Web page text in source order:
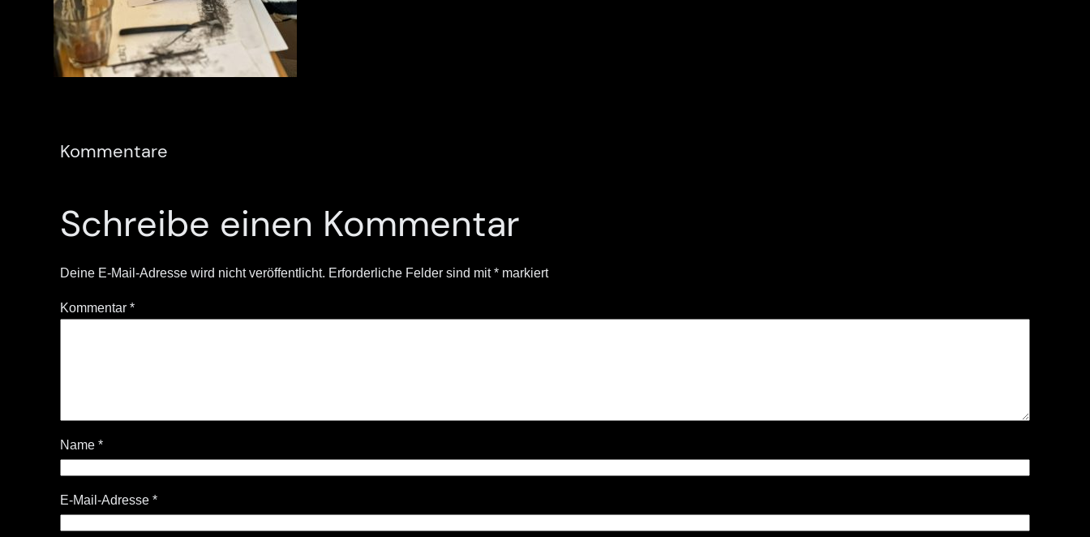
Kommentare
Schreibe einen Kommentar
Deine E-Mail-Adresse wird nicht veröffentlicht. Erforderliche Felder sind mit* markiert
Kommentar *
Name *
E-Mail-Adresse *